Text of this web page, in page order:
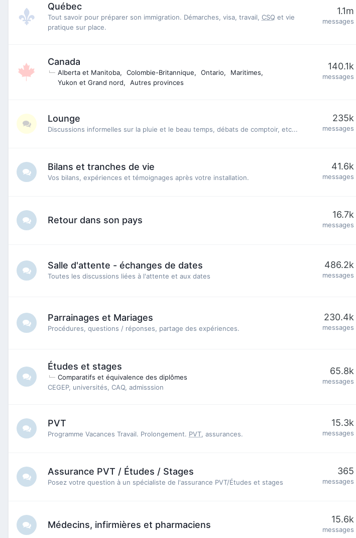
Québec
Tout savoir pour préparer son immigration. Démarches, visa, travail, CSQ et vie
pratique sur place.
1.1m
messages
Canada
Alberta et Manitoba Colombie-Britannique Ontario
Maritimes
Yukon et Grand nord
Autres provinces
140.1k
messages
Lounge
Discussions informelles sur la pluie et le beau temps, débats de comptoir, etc...
235k
messages
Bilans et tranches de vie
Vos bilans, expériences et témoignages après votre installation.
41.6k
messages
Retour dans son pays
16.7k
messages
Salle d'attente - échanges de dates
Toutes les discussions liées à l'attente et aux dates
486.2k
messages
Parrainages et Mariages
Procédures, questions / réponses, partage des expériences.
230.4k
messages
Études et stages
Comparatifs et équivalence des diplômes
CEGEP, universités, CAQ, admisssion
65.8k
messages
PVT
Programme Vacances Travail. Prolongement. PVT, assurances.
15.3k
messages
Assurance PVT / Études / Stages
Posez votre question à un spécialiste de l'assurance PVT/Études et stages
365
messages
Médecins, infirmières et pharmaciens
15.6k
messages